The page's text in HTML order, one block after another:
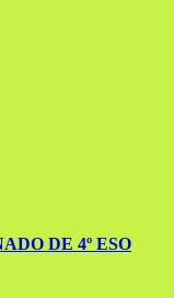
DE 4º ESO